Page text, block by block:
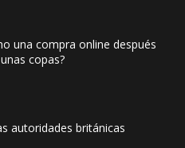
una compra online después
copas?
autoridades británicas